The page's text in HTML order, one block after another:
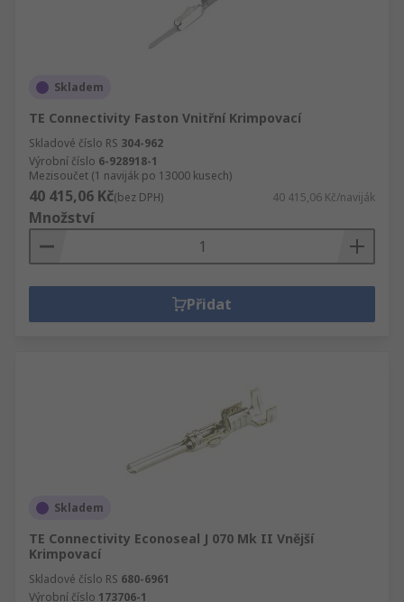
Skladem
TE Connectivity Faston Vnitřní Krimpovací
Skladové číslo RS 304-962
Výrobní číslo 6-928918-1
Mezisoučet (1 naviják po 13000 kusech)
40 415,06 Kč(bez DPH) 40 415,06 Kč/naviják
Množství
Přidat
Skladem
TE Connectivity Econoseal J 070 Mk II Vnější
Krimpovací
Skladové číslo RS 680-6961
Výrobní číslo 173706-1